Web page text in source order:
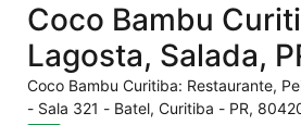
Coco Bambu
Lagosta, Salada,
Coco Bambu Curitiba: Restaurante,
- Sala 321 - Batel, Curitiba - PR,